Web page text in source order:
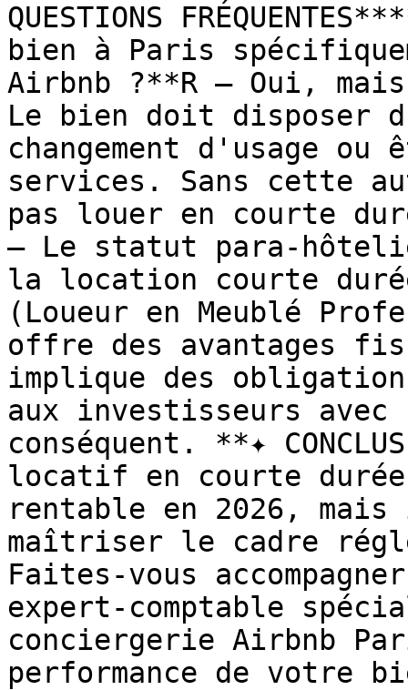
QUESTIONS
bien à Paris
Airbnb ?**R — Oui,
Le bien doit disposer
changement d'usage ou
services. Sans cette
pas louer en courte
— Le statut para-
la location courte
(Loueur en Meublé
offre des avantages
implique des
aux investisseurs
conséquent. **✦
locatif en courte
rentable en 2026,
maîtriser le cadre
Faites-vous
expert-comptable
conciergerie Airbnb
performance de votre